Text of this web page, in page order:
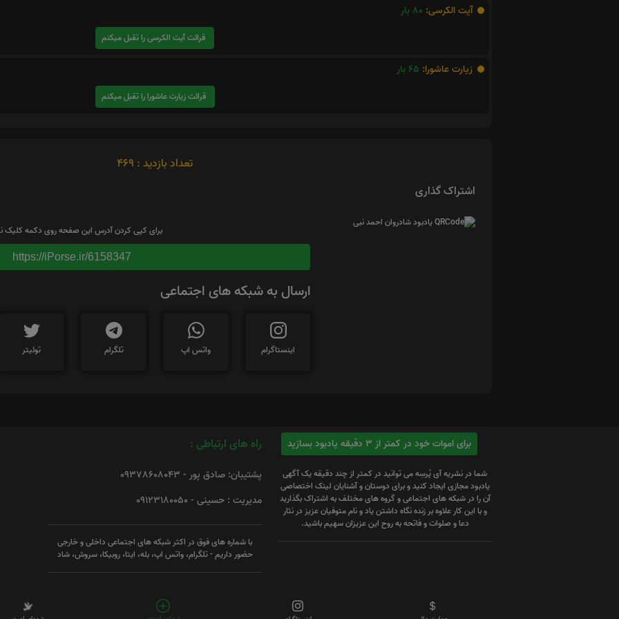
آیت الکرسی: 80 بار
قرائت آیت الکرسی را تقبل میکنم
زیارت عاشورا: 65 بار
قرائت زیارت عاشورا را تقبل میکنم
تعداد بازدید : 469
اشتراک گذاری
برای کپی کردن آدرس این صفحه روی دکمه کلیک
https://iPorse.ir/6158347
ارسال به شبکه های اجتماعی
اینستاگرام واتس اپ تلگرام توئیتر
برای اموات خود در کمتر از 3 دقیقه یادبود بسازید
شما در نشریه آی پُرسِه می توانید در کمتر از چند دقیقه یک آگهی
یادبود مجازی ایجاد کنید و برای دوستان و آشنایان لینک اختصاصی
آن را در شبکه های اجتماعی و گروه های مختلف به اشتراک بگذارید
و با این کار علاوه بر زنده نگاه داشتن یاد و نام متوفیان عزیز در نثار
دعا و صلوات و فاتحه به روح این عزیزان سهیم باشید.
راه های ارتباطی :
پشتیبان: صادق پور - 09378608043
مدیریت : حسینی - 09123180050
با شماره های فوق در اکثر شبکه های اجتماعی داخلی و خارجی
حضور داریم - تلگرام، واتس اپ، بله، ایتا، روبیکا، سروش، شاد